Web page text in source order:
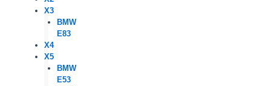
X3
BMW
E83
X4
X5
BMW
E53